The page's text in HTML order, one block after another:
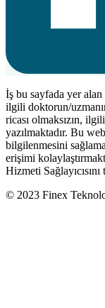
İş bu sayfada yer
ilgili doktorun/
ricası olmaksızın,
yazılmaktadır. Bu
bilgilenmesini
erişimi
Hizmeti
© 2023 Finex